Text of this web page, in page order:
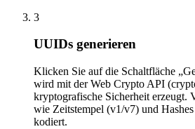
3
UUIDs generieren
Klicken Sie auf die Schaltfläche
wird mit der Web Crypto API
kryptografische Sicherheit erzeugt.
wie Zeitstempel (v1/v7) und
kodiert.